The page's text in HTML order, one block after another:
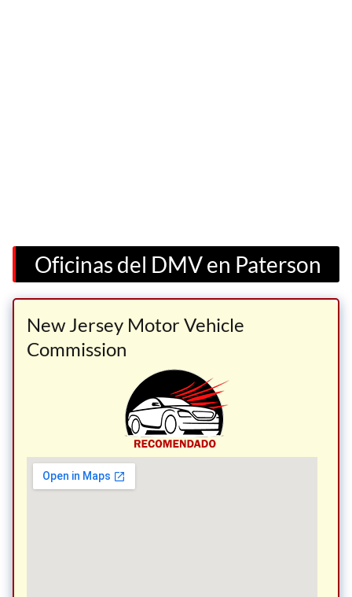
Oficinas del DMV en Paterson
New Jersey Motor Vehicle
Commission